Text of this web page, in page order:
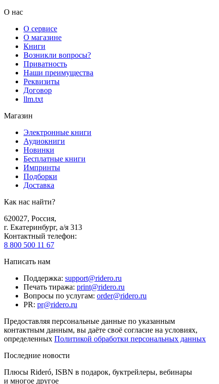
О нас
О сервисе
О магазине
Книги
Возникли вопросы?
Приватность
Наши преимущества
Реквизиты
Договор
llm.txt
Магазин
Электронные книги
Аудиокниги
Новинки
Бесплатные книги
Импринты
Подборки
Доставка
Как нас найти?
620027, Россия,
г. Екатеринбург, а/я 313
Контактный телефон:
8 800 500 11 67
Написать нам
Поддержка: support@ridero.ru
Печать тиража: print@ridero.ru
Вопросы по услугам: order@ridero.ru
PR: pr@ridero.ru
Предоставляя персональные данные по указанным
контактным данным, вы даёте своё согласие на условиях,
определенных Политикой обработки персональных данных
Последние новости
Плюсы Rideró, ISBN в подарок, буктрейлеры, вебинары
и многое другое